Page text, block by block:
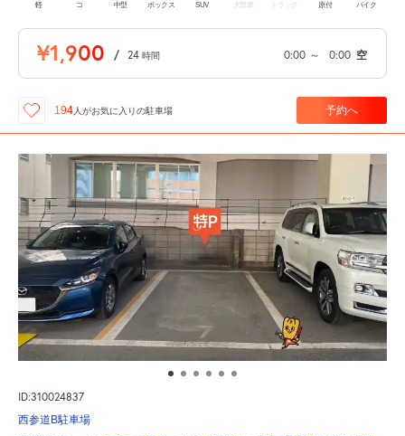
軽 コ 中型 ボックス SUV 大型車 トラック 原付 バイク
¥1,900 / 24 時間 0:00 ～ 0:00 空
194人がお気に入りの駐車場 予約へ
ID:310024837
西参道B駐車場